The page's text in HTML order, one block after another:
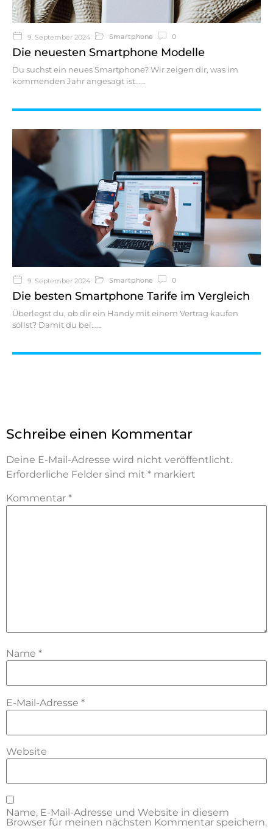
9. September 2024 Smartphone 0
Die neuesten Smartphone Modelle
Du suchst ein neues Smartphone? Wir zeigen dir, was im
kommenden Jahr angesagt ist…
9. September 2024 Smartphone 0
Die besten Smartphone Tarife im Vergleich
Überlegst du, ob dir ein Handy mit einem Vertrag kaufen
sollst? Damit du bei…
Schreibe einen Kommentar
Deine E-Mail-Adresse wird nicht veröffentlicht.
Erforderliche Felder sind mit * markiert
Kommentar *
Name *
E-Mail-Adresse *
Website
Name, E-Mail-Adresse und Website in diesem
Browser für meinen nächsten Kommentar speichern.